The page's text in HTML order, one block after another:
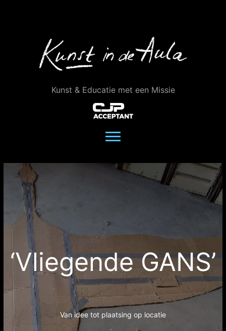
Kunst & Educatie met een Missie
‘Vliegende GANS’
Van idee tot plaatsing op locatie